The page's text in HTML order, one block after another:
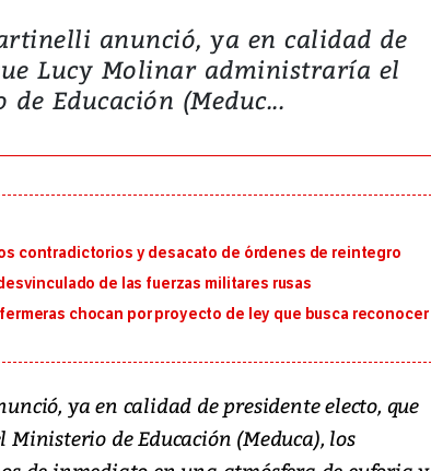
anunció, ya en calidad de
Lucy Molinar administraría el
Educación (Meduc...
contradictorios y desacato de órdenes de reintegro
de las fuerzas militares rusas
chocan por proyecto de ley que busca reconocer
ya en calidad de presidente electo, que
de Educación (Meduca), los